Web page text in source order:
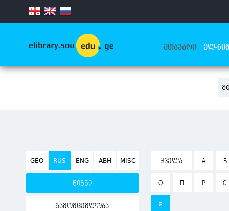
.
ᲛᲗᲐᲕᲐᲠᲘ ᲔᲚ-
GEO RUS ENG ABH MISC
წიგნი
გამომცემლობა
ᲧᲕᲔᲚᲐ А Б
О П Р С
Я